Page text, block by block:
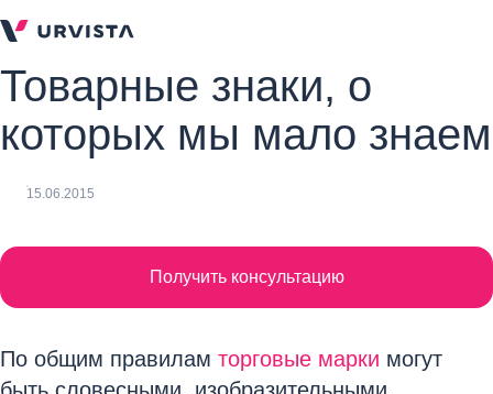
Товарные знаки, о
которых мы мало знаем
15.06.2015
Получить консультацию
По общим правилам торговые марки могут